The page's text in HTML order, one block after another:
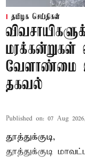
தமிழக செய்திகள்
மரக்கன்றுகள்
வேளாண்மை
தகவல்
Published on: 07 Aug
தூத்துக்குடி,
தூத்துக்குடி